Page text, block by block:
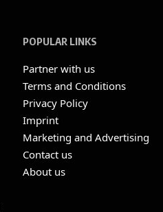
POPULAR LINKS
Partner with us
Terms and Conditions
Privacy Policy
Imprint
Marketing and Advertising
Contact us
About us